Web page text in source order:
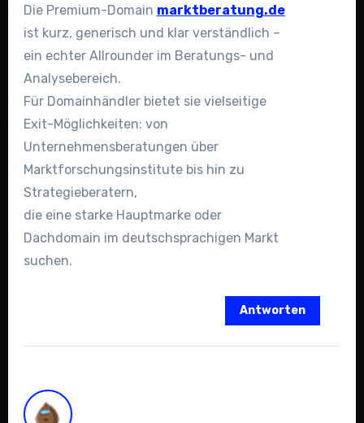
Die Premium-Domain marktberatung.de
ist kurz, generisch und klar verständlich –
ein echter Allrounder im Beratungs- und
Analysebereich.
Für Domainhändler bietet sie vielseitige
Exit-Möglichkeiten: von
Unternehmensberatungen über
Marktforschungsinstitute bis hin zu
Strategieberatern,
die eine starke Hauptmarke oder
Dachdomain im deutschsprachigen Markt
suchen.
Antworten